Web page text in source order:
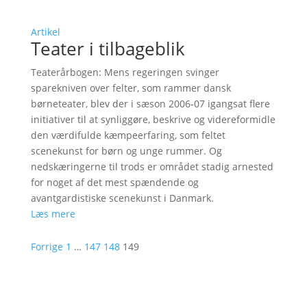
Artikel
Teater i tilbageblik
Teaterårbogen: Mens regeringen svinger
sparekniven over felter, som rammer dansk
børneteater, blev der i sæson 2006-07 igangsat flere
initiativer til at synliggøre, beskrive og videreformidle
den værdifulde kæmpeerfaring, som feltet
scenekunst for børn og unge rummer. Og
nedskæringerne til trods er området stadig arnested
for noget af det mest spændende og
avantgardistiske scenekunst i Danmark.
Læs mere
Forrige 1 … 147 148 149